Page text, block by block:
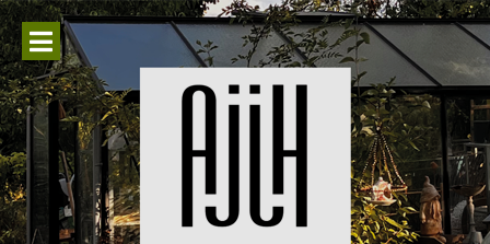
Aller
au
contenu